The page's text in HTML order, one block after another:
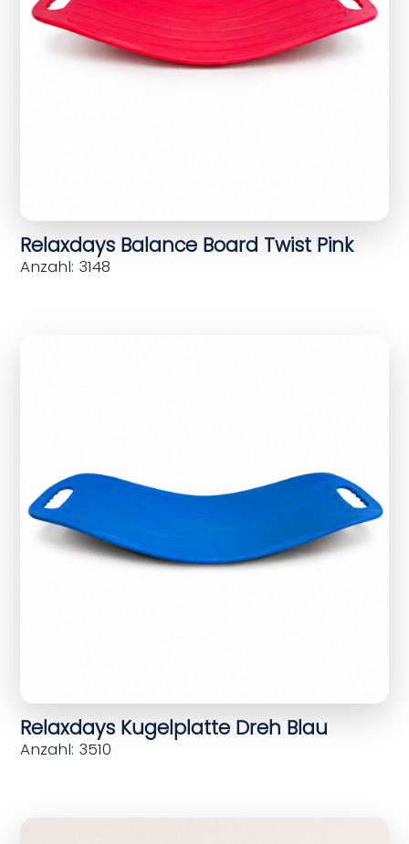
Relaxdays Balance Board Twist Pink
Anzahl: 3148
Relaxdays Kugelplatte Dreh Blau
Anzahl: 3510